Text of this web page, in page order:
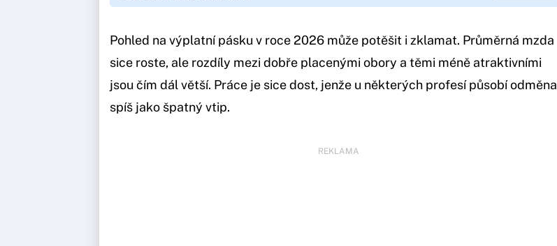
Pohled na výplatní pásku v roce 2026 může potěšit i zklamat. Průměrná mzda
sice roste, ale rozdíly mezi dobře placenými obory a těmi méně atraktivními
jsou čím dál větší. Práce je sice dost, jenže u některých profesí působí odměna
spíš jako špatný vtip.
REKLAMA